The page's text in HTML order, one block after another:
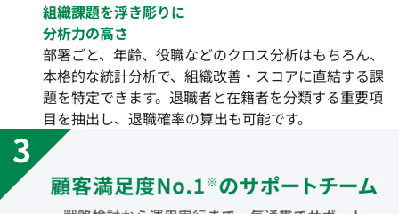
組織課題を浮き彫りに
分析力の高さ
部署ごと、年齢、役職などのクロス分析はもちろん、
本格的な統計分析で、組織改善・スコアに直結する課
題を特定できます。退職者と在籍者を分類する重要項
目を抽出し、退職確率の算出も可能です。